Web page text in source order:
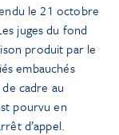
le 21 octobre
juges du fond
produit par le
embauchés
cadre au
pourvu en
d’appel.